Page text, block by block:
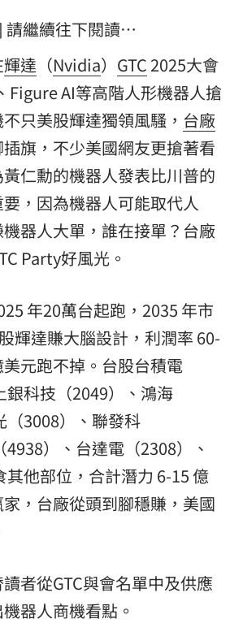
請繼續往下閱讀…
輝達 （Nvidia） GTC 2025大會
Figure AI等高階人形機器人搶
只美股輝達獨領風騷， 台廠
旗，不少美國網友更搶著看
仁勳的機器人發表比川普的
要，因為機器人可能取代人
器人大單，誰在接單？台廠
Party好風光。
年20萬台起跑，2035 年市
輝達賺大腦設計，利潤率 60-
元跑不掉。台股台積電
銀科技（2049）、鴻海
（3008）、聯發科
4938）、台達電（2308）、
他部位，合計潛力 6-15 億
，台廠從頭到腳穩賺，美國
讀者從GTC與會名單中及供應
器人商機看點。